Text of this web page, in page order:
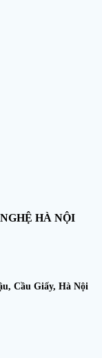
HÀ NỘI
Cầu Giấy, Hà Nội